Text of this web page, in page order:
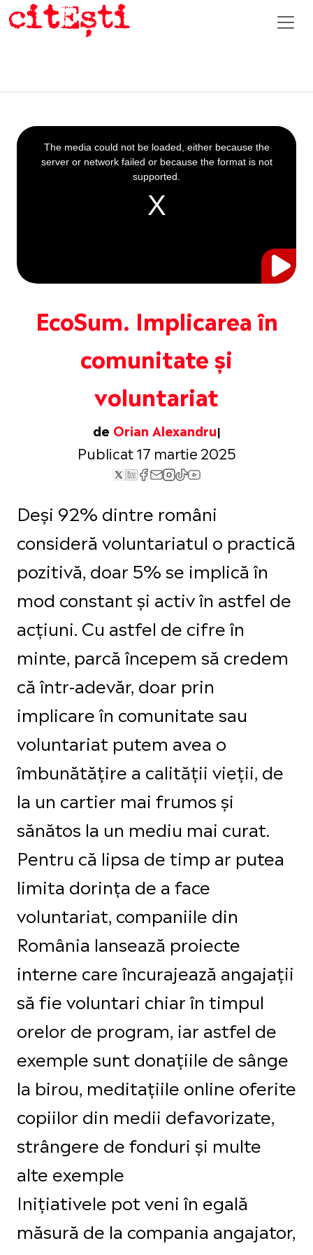
EcoSum. Implicarea în
comunitate și
voluntariat
de Orian Alexandru
Publicat 17 martie 2025
This
is
a
The media could not be loaded, either because the
server or network failed or because the format is not
supported.
Deși 92% dintre români
consideră voluntariatul o practică
pozitivă, doar 5% se implică în
mod constant și activ în astfel de
acțiuni. Cu astfel de cifre în
minte, parcă începem să credem
că într-adevăr, doar prin
implicare în comunitate sau
voluntariat putem avea o
îmbunătățire a calității vieții, de
la un cartier mai frumos și
sănătos la un mediu mai curat.
Pentru că lipsa de timp ar putea
limita dorința de a face
voluntariat, companiile din
România lansează proiecte
interne care încurajează angajații
să fie voluntari chiar în timpul
orelor de program, iar astfel de
exemple sunt donațiile de sânge
la birou, meditațiile online oferite
copiilor din medii defavorizate,
strângere de fonduri și multe
alte exemple
Inițiativele pot veni în egală
măsură de la compania angajator,